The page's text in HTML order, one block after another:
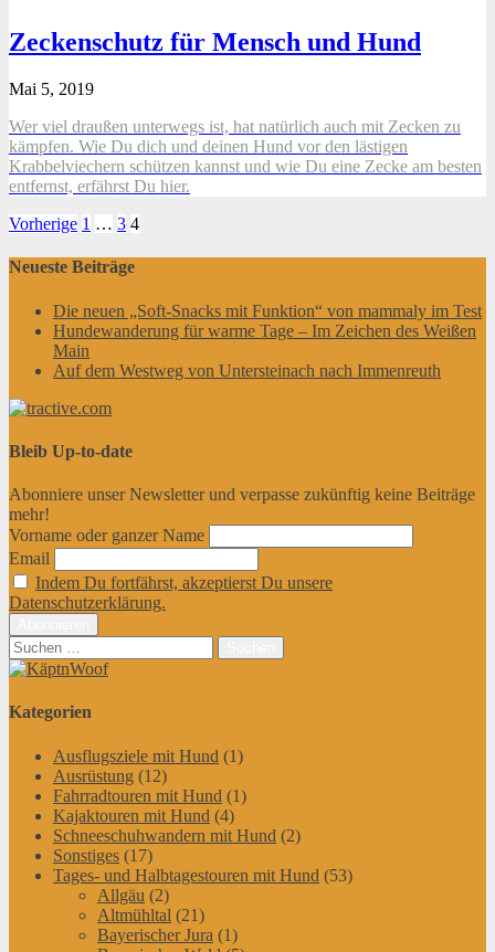
Zeckenschutz für Mensch und Hund
Mai 5, 2019
Wer viel draußen unterwegs ist, hat natürlich auch mit Zecken zu
kämpfen. Wie Du dich und deinen Hund vor den lästigen
Krabbelviechern schützen kannst und wie Du eine Zecke am besten
entfernst, erfährst Du hier.
Seitennummerierung
der
Vorherige 1 … 3 4
Neueste Beiträge
Die neuen „Soft-Snacks mit Funktion“ von mammaly im Test
Hundewanderung für warme Tage – Im Zeichen des Weißen
Main
Auf dem Westweg von Untersteinach nach Immenreuth
Bleib Up-to-date
Abonniere unser Newsletter und verpasse zukünftig keine Beiträge
mehr!
Vorname oder ganzer Name
Email
Indem Du fortfährst, akzeptierst Du unsere
Datenschutzerklärung.
Suchen
nach:
Kategorien
Ausflugsziele mit Hund (1)
Ausrüstung (12)
Fahrradtouren mit Hund (1)
Kajaktouren mit Hund (4)
Schneeschuhwandern mit Hund (2)
Sonstiges (17)
Tages- und Halbtagestouren mit Hund (53)
Allgäu (2)
Altmühltal (21)
Bayerischer Jura (1)